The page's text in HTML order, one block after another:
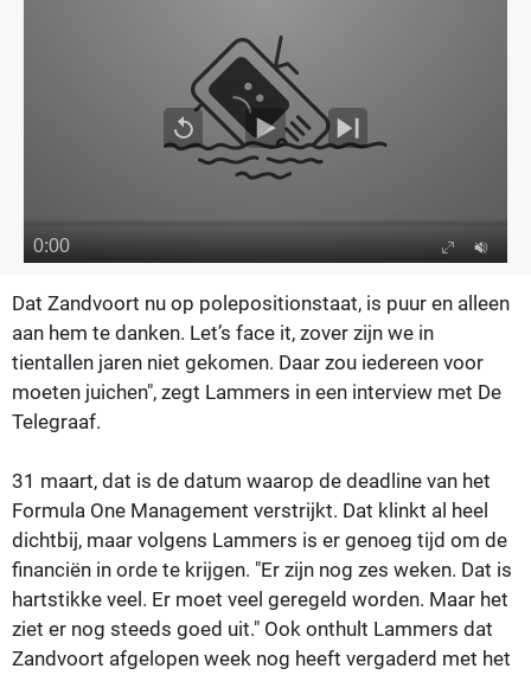
Dat Zandvoort nu op polepositionstaat, is puur en alleen
aan hem te danken. Let’s face it, zover zijn we in
tientallen jaren niet gekomen. Daar zou iedereen voor
moeten juichen", zegt Lammers in een interview met De
Telegraaf.
31 maart, dat is de datum waarop de deadline van het
Formula One Management verstrijkt. Dat klinkt al heel
dichtbij, maar volgens Lammers is er genoeg tijd om de
financiën in orde te krijgen. "Er zijn nog zes weken. Dat is
hartstikke veel. Er moet veel geregeld worden. Maar het
ziet er nog steeds goed uit." Ook onthult Lammers dat
Zandvoort afgelopen week nog heeft vergaderd met het